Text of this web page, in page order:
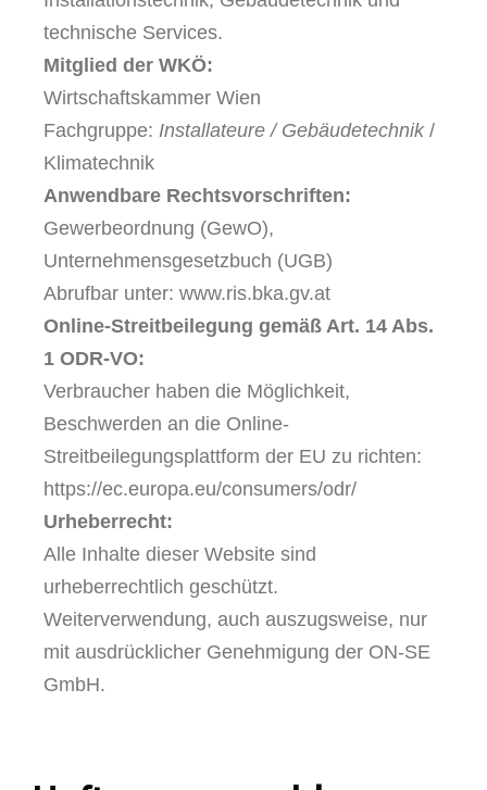
technische Services.
Mitglied der WKÖ:
Wirtschaftskammer Wien
Fachgruppe: Installateure / Gebäudetechnik/
Klimatechnik
Anwendbare Rechtsvorschriften:
Gewerbeordnung (GewO),
Unternehmensgesetzbuch (UGB)
Abrufbar unter: www.ris.bka.gv.at
Online-Streitbeilegung gemäß Art. 14 Abs.
1 ODR-VO:
Verbraucher haben die Möglichkeit,
Beschwerden an die Online-
Streitbeilegungsplattform der EU zu richten:
https://ec.europa.eu/consumers/odr/
Urheberrecht:
Alle Inhalte dieser Website sind
urheberrechtlich geschützt.
Weiterverwendung, auch auszugsweise, nur
mit ausdrücklicher Genehmigung der ON-SE
GmbH.